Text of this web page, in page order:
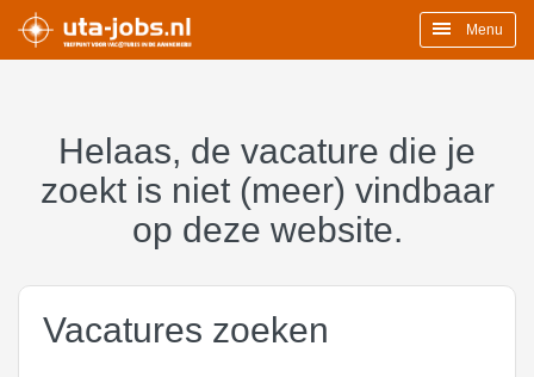
Menu
Helaas, de vacature die je
zoekt is niet (meer) vindbaar
op deze website.
Vacatures zoeken